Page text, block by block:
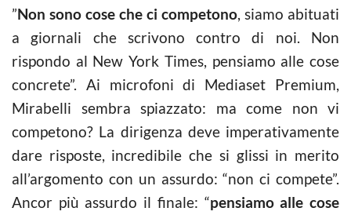
”Non sono cose che ci competono, siamo abituati
a giornali che scrivono contro di noi. Non
rispondo al New York Times, pensiamo alle cose
concrete”. Ai microfoni di Mediaset Premium,
Mirabelli sembra spiazzato: ma come non vi
competono? La dirigenza deve imperativamente
dare risposte, incredibile che si glissi in merito
all’argomento con un assurdo: “non ci compete”.
Ancor più assurdo il finale: “pensiamo alle cose